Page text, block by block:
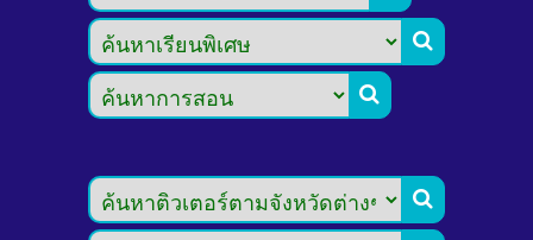


